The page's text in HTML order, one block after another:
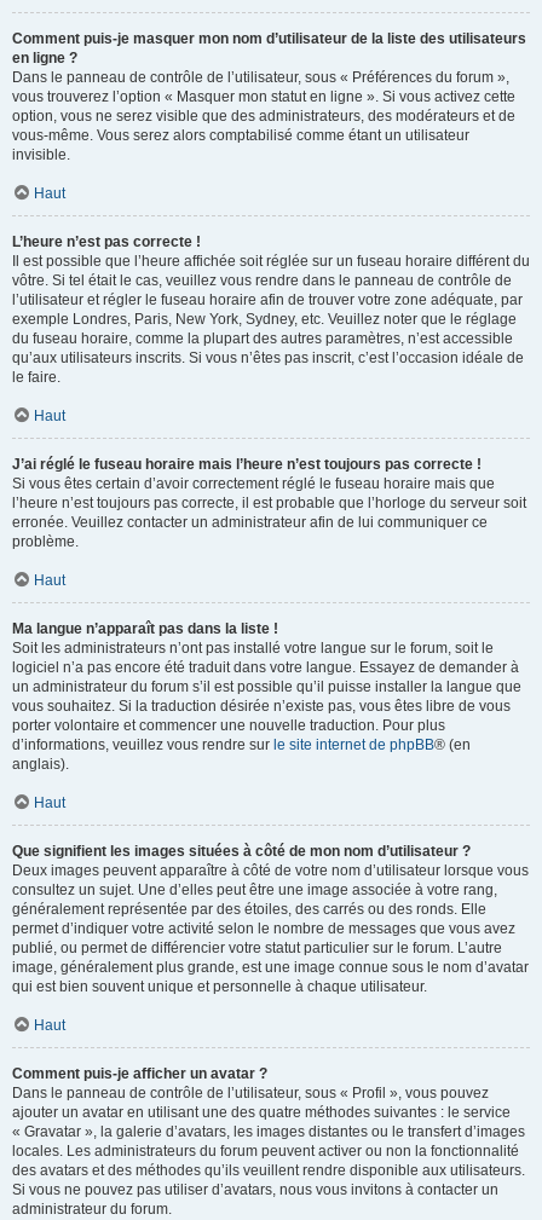
Comment puis-je masquer mon nom d’utilisateur de la liste des utilisateurs
en ligne ?
Dans le panneau de contrôle de l’utilisateur, sous « Préférences du forum »,
vous trouverez l’option « Masquer mon statut en ligne ». Si vous activez cette
option, vous ne serez visible que des administrateurs, des modérateurs et de
vous-même. Vous serez alors comptabilisé comme étant un utilisateur
invisible.
Haut
L’heure n’est pas correcte !
Il est possible que l’heure affichée soit réglée sur un fuseau horaire différent du
vôtre. Si tel était le cas, veuillez vous rendre dans le panneau de contrôle de
l’utilisateur et régler le fuseau horaire afin de trouver votre zone adéquate, par
exemple Londres, Paris, New York, Sydney, etc. Veuillez noter que le réglage
du fuseau horaire, comme la plupart des autres paramètres, n’est accessible
qu’aux utilisateurs inscrits. Si vous n’êtes pas inscrit, c’est l’occasion idéale de
le faire.
Haut
J’ai réglé le fuseau horaire mais l’heure n’est toujours pas correcte !
Si vous êtes certain d’avoir correctement réglé le fuseau horaire mais que
l’heure n’est toujours pas correcte, il est probable que l’horloge du serveur soit
erronée. Veuillez contacter un administrateur afin de lui communiquer ce
problème.
Haut
Ma langue n’apparaît pas dans la liste !
Soit les administrateurs n’ont pas installé votre langue sur le forum, soit le
logiciel n’a pas encore été traduit dans votre langue. Essayez de demander à
un administrateur du forum s’il est possible qu’il puisse installer la langue que
vous souhaitez. Si la traduction désirée n’existe pas, vous êtes libre de vous
porter volontaire et commencer une nouvelle traduction. Pour plus
d’informations, veuillez vous rendre sur le site internet de phpBB® (en
anglais).
Haut
Que signifient les images situées à côté de mon nom d’utilisateur ?
Deux images peuvent apparaître à côté de votre nom d’utilisateur lorsque vous
consultez un sujet. Une d’elles peut être une image associée à votre rang,
généralement représentée par des étoiles, des carrés ou des ronds. Elle
permet d’indiquer votre activité selon le nombre de messages que vous avez
publié, ou permet de différencier votre statut particulier sur le forum. L’autre
image, généralement plus grande, est une image connue sous le nom d’avatar
qui est bien souvent unique et personnelle à chaque utilisateur.
Haut
Comment puis-je afficher un avatar ?
Dans le panneau de contrôle de l’utilisateur, sous « Profil », vous pouvez
ajouter un avatar en utilisant une des quatre méthodes suivantes : le service
« Gravatar », la galerie d’avatars, les images distantes ou le transfert d’images
locales. Les administrateurs du forum peuvent activer ou non la fonctionnalité
des avatars et des méthodes qu’ils veuillent rendre disponible aux utilisateurs.
Si vous ne pouvez pas utiliser d’avatars, nous vous invitons à contacter un
administrateur du forum.